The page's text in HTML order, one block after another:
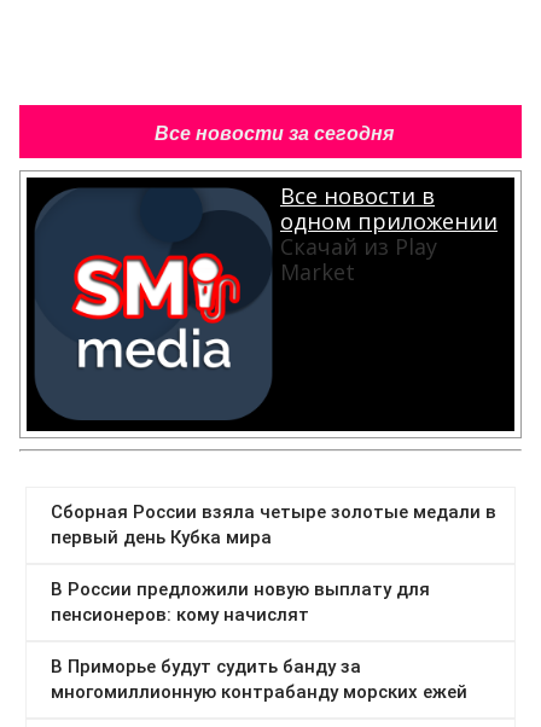
Все новости за сегодня
Все новости в
одном приложении
Скачай из Play
Market